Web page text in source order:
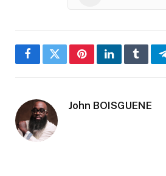
FacebookTwitterPinterestLinkedIn
John BOISGUENE